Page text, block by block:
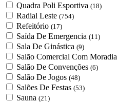
Quadra Poli Esportiva (18)
Radial Leste (754)
Refeitório (17)
Saída De Emergencia (11)
Sala De Ginástica (9)
Salão Comercial Com Moradia
Salão De Convenções (6)
Salão De Jogos (48)
Salões De Festas (53)
Sauna (21)